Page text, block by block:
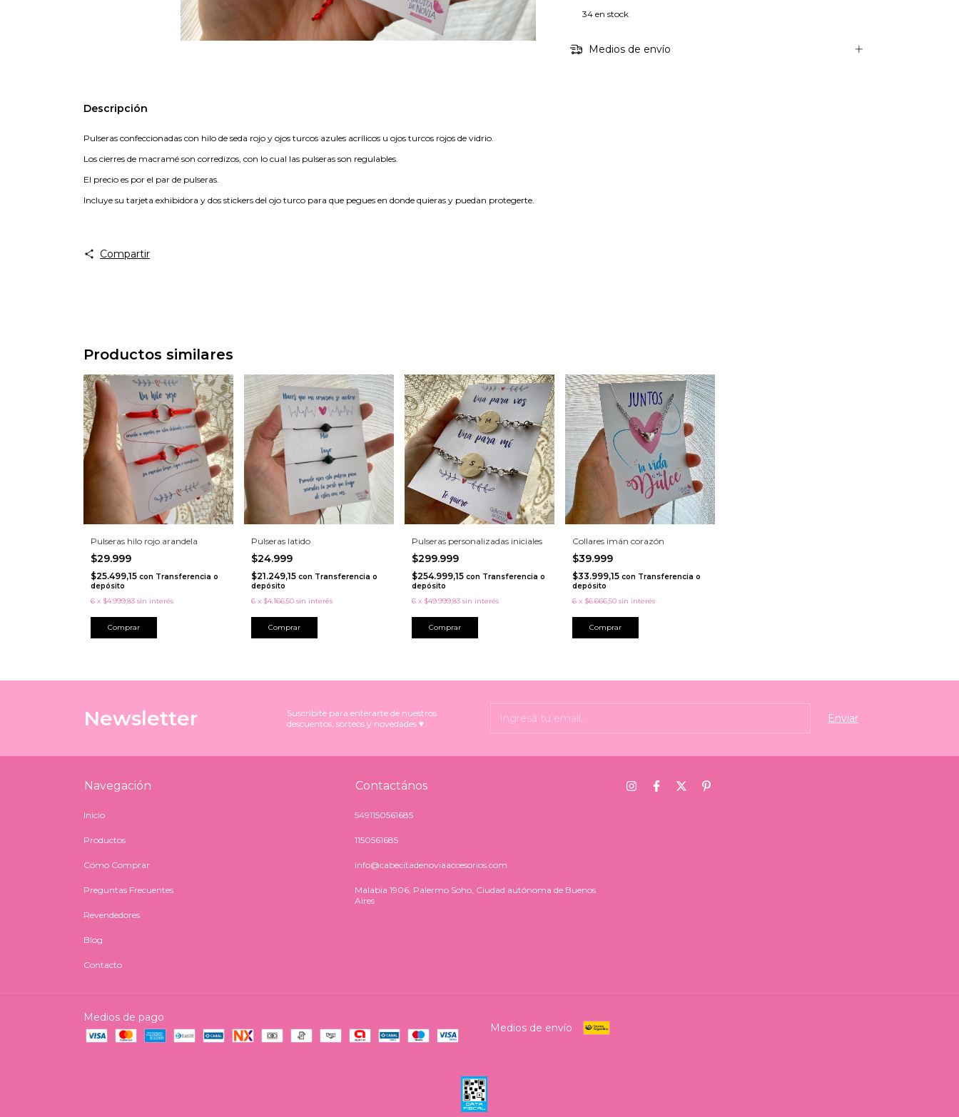
34 en stock
Medios de envío
Descripción
Pulseras confeccionadas con hilo de seda rojo y ojos turcos azules acrílicos u ojos turcos rojos de vidrio.
Los cierres de macramé son corredizos, con lo cual las pulseras son regulables.
El precio es por el par de pulseras.
Incluye su tarjeta exhibidora y dos stickers del ojo turco para que pegues en donde quieras y puedan protegerte.
Compartir
Productos similares
Pulseras hilo rojo arandela
$29.999
$25.499,15 con Transferencia o
depósito
6 x $4.999,83 sin interés
Pulseras latido
$24.999
$21.249,15 con Transferencia o
depósito
6 x $4.166,50 sin interés
Pulseras personalizadas iniciales
$299.999
$254.999,15 con Transferencia o
depósito
6 x $49.999,83 sin interés
Comprar
Collares imán corazón
$39.999
$33.999,15 con Transferencia o
depósito
6 x $6.666,50 sin interés
Newsletter
Suscribite para enterarte de nuestros
descuentos, sorteos y novedades ♥
Navegación
Inicio
Productos
Cómo Comprar
Preguntas Frecuentes
Revendedores
Blog
Contacto
Contactános
5491150561685
1150561685
info@cabecitadenoviaaccesorios.com
Malabia 1906, Palermo Soho, Ciudad autónoma de Buenos
Aires
Medios de pago
Medios de envío